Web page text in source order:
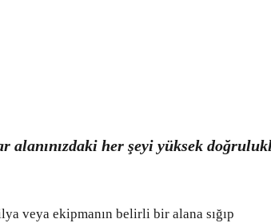
alanınızdaki her şeyi yüksek
veya ekipmanın belirli bir alana sığıp